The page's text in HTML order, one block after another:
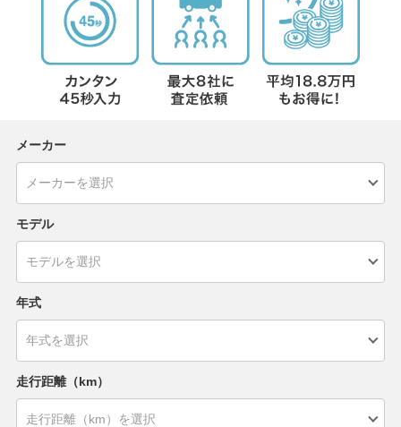
メーカー
モデル
年式
走行距離（km）